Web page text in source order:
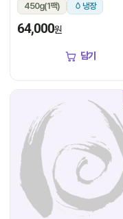
450g(1팩) 냉장
64,000원
담기